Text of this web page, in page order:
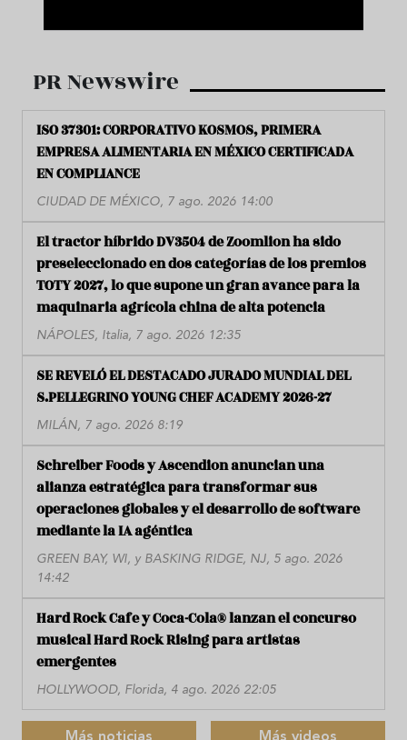
PR Newswire
ISO 37301: CORPORATIVO KOSMOS, PRIMERA
EMPRESA ALIMENTARIA EN MÉXICO CERTIFICADA
EN COMPLIANCE
CIUDAD DE MÉXICO, 7 ago. 2026 14:00
El tractor híbrido DV3504 de Zoomlion ha sido
preseleccionado en dos categorías de los premios
TOTY 2027, lo que supone un gran avance para la
maquinaria agrícola china de alta potencia
NÁPOLES, Italia, 7 ago. 2026 12:35
SE REVELÓ EL DESTACADO JURADO MUNDIAL DEL
S.PELLEGRINO YOUNG CHEF ACADEMY 2026-27
MILÁN, 7 ago. 2026 8:19
Schreiber Foods y Ascendion anuncian una
alianza estratégica para transformar sus
operaciones globales y el desarrollo de software
mediante la IA agéntica
GREEN BAY, WI, y BASKING RIDGE, NJ, 5 ago. 2026
14:42
Hard Rock Cafe y Coca-Cola® lanzan el concurso
musical Hard Rock Rising para artistas
emergentes
HOLLYWOOD, Florida, 4 ago. 2026 22:05